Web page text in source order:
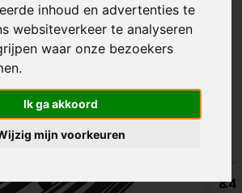
inhoud en advertenties te
websiteverkeer te analyseren
waar onze bezoekers
Ik ga akkoord
mijn voorkeuren
> Tie Wrap klein>Kabelbinders
8.4